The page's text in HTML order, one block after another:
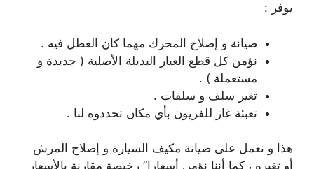
يوفر :
صيانة و إصلاح المحرك مهما كان العطل فيه .
نؤمن كل قطع الغيار البديلة الأصلية ( جديدة و
مستعملة ) .
تغير سلف و سلفات .
تعبئة غاز للفريون بأي مكان تحددوه لنا .
هذا و نعمل على صيانة مكيف السيارة و إصلاح المرش
أو تغيره ، كما أننا نؤمن أسعارا” رخيصة مقارنة بالأسعار